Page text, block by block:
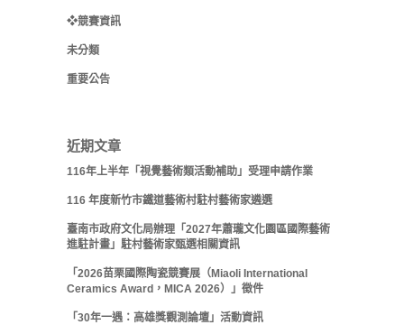
❖競賽資訊
未分類
重要公告
近期文章
116年上半年「視覺藝術類活動補助」受理申請作業
116 年度新竹市鐵道藝術村駐村藝術家遴選
臺南市政府文化局辦理「2027年蕭瓏文化園區國際藝術
進駐計畫」駐村藝術家甄選相關資訊
「2026苗栗國際陶瓷競賽展（Miaoli International
Ceramics Award，MICA 2026）」徵件
「30年一遇：高雄獎觀測論壇」活動資訊